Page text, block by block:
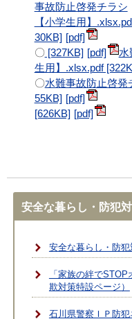
事故防止啓発チラシ
【小学生用】
30KB]
〇[327KB]
水
生用】.xlsx.pdf
〇水難事故防止啓発
55KB]
[626KB]
安全な暮らし・防犯
安全な暮らし・防犯
「家族の絆で
欺対策特設ページ）
石川県警察ＩＰ防犯